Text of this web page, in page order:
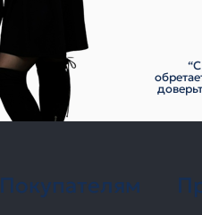
Покупателям